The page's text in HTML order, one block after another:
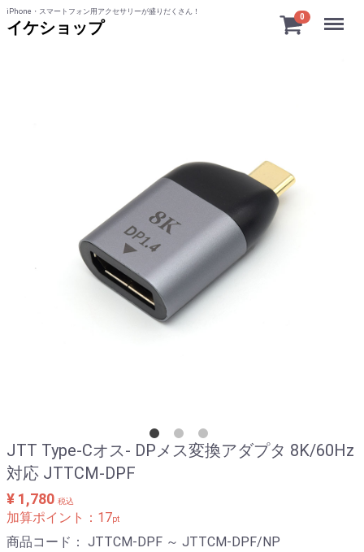
iPhone・スマートフォン用アクセサリーが盛りだくさん！
イケショップ
0 Menu
JTT Type-Cオス- DPメス変換アダプタ 8K/60Hz
対応 JTTCM-DPF
¥ 1,780 税込
加算ポイント： 17pt
商品コード： JTTCM-DPF ～ JTTCM-DPF/NP